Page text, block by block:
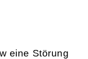
eine Störung